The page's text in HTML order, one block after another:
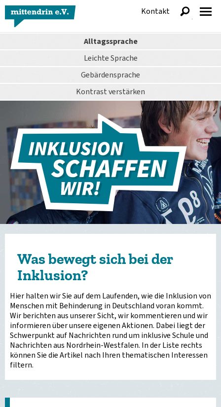
Alltagssprache
Leichte Sprache
Gebärdensprache
Kontrastverstärken
Kontakt
anzeigen
Was bewegt sich bei der
Inklusion?
Hier halten wir Sie auf dem Laufenden, wie die Inklusion von
Menschen mit Behinderung in Deutschland voran kommt.
Wir berichten aus unserer Sicht, wir kommentieren und wir
informieren über unsere eigenen Aktionen. Dabei liegt der
Schwerpunkt auf Nachrichten rund um inklusive Schule und
Nachrichten aus Nordrhein-Westfalen. In der Liste rechts
können Sie die Artikel nach Ihren thematischen Interessen
filtern.